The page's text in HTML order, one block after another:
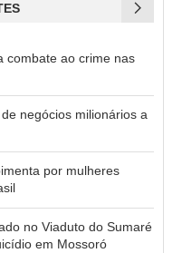
combate ao crime nas
negócios milionários a
por mulheres
no Viaduto do Sumaré
em Mossoró